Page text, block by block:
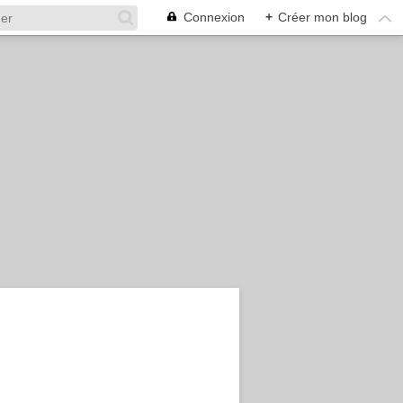
Connexion + Créer mon blog